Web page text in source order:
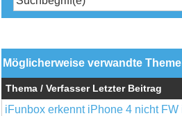
Möglicherweise verwandte
Thema / Verfasser Letzter Beitrag
iFunbox erkennt iPhone 4 nicht FW